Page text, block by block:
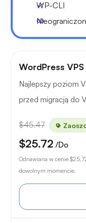
WP-CLI
WordPress VPS
Najlepszy poziom
przed migracją do
$45.47
$25.72 /Do
Odnawiana w cenie
dowolnym momencie.